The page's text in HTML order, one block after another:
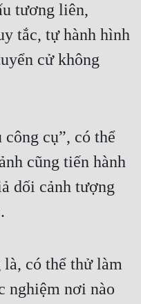
tương liên,
tắc, tự hành hình
cử không
công cụ”, có thể
cũng tiến hành
dối cảnh tượng
có thể thử làm
nghiệm nơi nào